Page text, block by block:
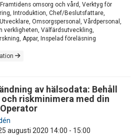
omsorg och vård, Verktyg för
Introduktion, Chef/Beslutsfattare,
Omsorgspersonal, Vårdpersonal,
verkligheten, Välfärdsutveckling,
Appar, Inspelad föreläsning
av hälsodata: Behåll
riskminimera med din
augusti 2020 14:00 - 15:00